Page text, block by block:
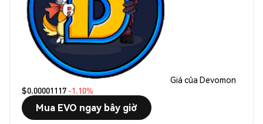
Giá của Devomon
$0.00001117 -1.10%
Mua EVO ngay bây giờ